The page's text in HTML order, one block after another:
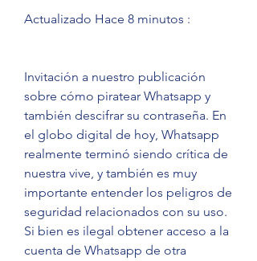
Actualizado Hace 8 minutos :
Invitación a nuestro publicación
sobre cómo piratear Whatsapp y
también descifrar su contraseña. En
el globo digital de hoy, Whatsapp
realmente terminó siendo crítica de
nuestra vive, y también es muy
importante entender los peligros de
seguridad relacionados con su uso.
Si bien es ilegal obtener acceso a la
cuenta de Whatsapp de otra